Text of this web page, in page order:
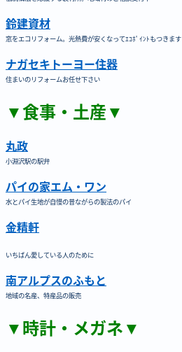
鈴建資材
窓をエコリフォーム。光熱費が安くなってｴｺﾎﾟｲﾝﾄもつきます
ナガセキトーヨー住器
住まいのリフォームお任せ下さい
▼食事・土産▼
丸政
小淵沢駅の駅弁
パイの家エム・ワン
水とパイ生地が自慢の昔ながらの製法のパイ
金精軒
いちばん愛している人のために
南アルプスのふもと
地域の名産、特産品の販売
▼時計・メガネ▼